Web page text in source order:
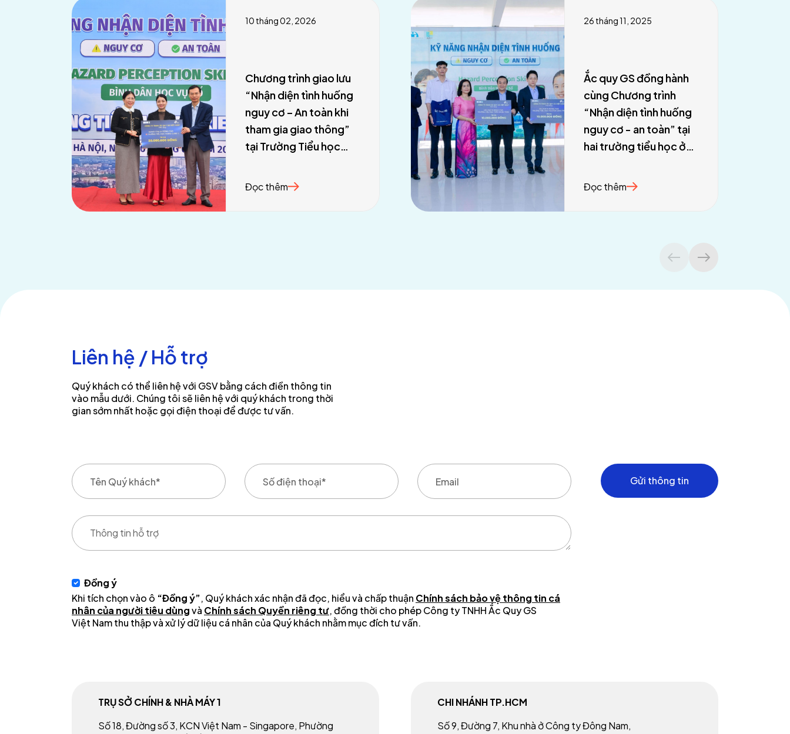
10 tháng 02, 2026
Chương trình giao lưu
“Nhận diện tình huống
nguy cơ – An toàn khi
tham gia giao thông”
tại Trường Tiểu học
Đọc thêm
26 tháng 11, 2025
Ắc quy GS đồng hành
cùng Chương trình
“Nhận diện tình huống
nguy cơ - an toàn” tại
hai trường tiểu học ở
Đọc thêm
Liên hệ / Hỗ trợ
Quý khách có thể liên hệ với GSV bằng cách điền thông tin
vào mẫu dưới. Chúng tôi sẽ liên hệ với quý khách trong thời
gian sớm nhất hoặc gọi điện thoại để được tư vấn.
Đồng ý
Gửi thông tin
Khi tích chọn vào ô “Đồng ý”, Quý khách xác nhận đã đọc, hiểu và chấp thuận Chính sách bảo vệ thông tin cá
nhân của người tiêu dùngvà Chính sách Quyền riêng tư, đồng thời cho phép Công ty TNHH Ắc Quy GS
Việt Nam thu thập và xử lý dữ liệu cá nhân của Quý khách nhằm mục đích tư vấn.
TRỤ SỞ CHÍNH & NHÀ MÁY 1
Số 18, Đường số 3, KCN Việt Nam - Singapore, Phường
CHI NHÁNH TP.HCM
Số 9, Đường 7, Khu nhà ở Công ty Đông Nam,